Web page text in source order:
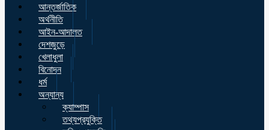
আন্তর্জাতিক
অর্থনীতি
আইন-আদালত
দেশজুড়ে
খেলাধুলা
বিনোদন
ধর্ম
অন্যান্য
ক্যাম্পাস
তথ্যপ্রযুক্তি